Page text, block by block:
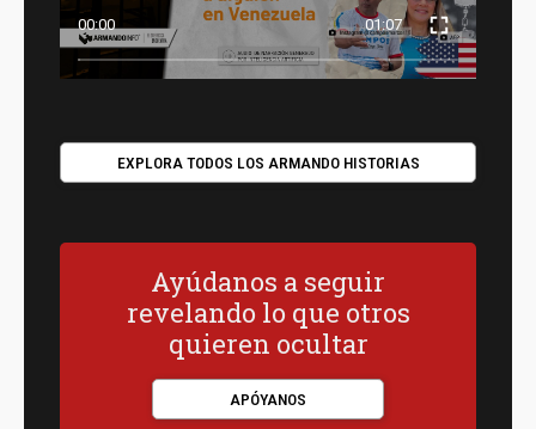
00:00 01:07
EXPLORA TODOS LOS ARMANDO HISTORIAS
Ayúdanos a seguir
revelando lo que otros
quieren ocultar
APÓYANOS